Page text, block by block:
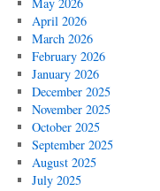
April 2026
March 2026
February 2026
January 2026
December 2025
November 2025
October 2025
September 2025
August 2025
July 2025